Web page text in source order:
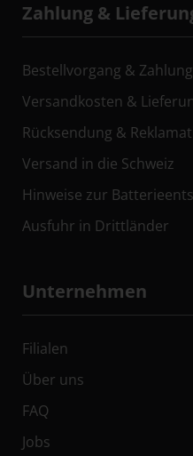
Zahlung &
Bestellvorgang &
Versandkosten &
Rücksendung &
Versand in die Schweiz
Hinweise zur
Ausfuhr in Drittländer
Unternehmen
Filialen
Über uns
FAQ
Jobs